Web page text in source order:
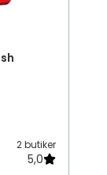
2 butiker
5,0